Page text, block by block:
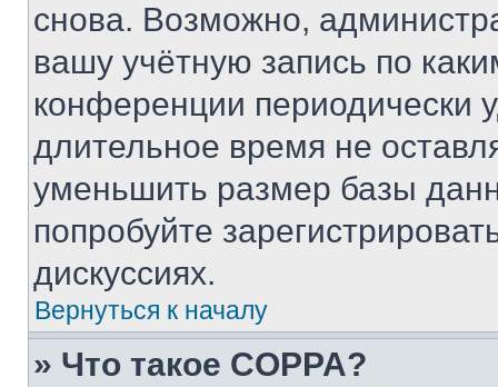
снова. Возможно,
вашу учётную запись по
конференции периодически
длительное время не
уменьшить размер базы
попробуйте
дискуссиях.
Вернуться к началу
» Что такое COPPA?